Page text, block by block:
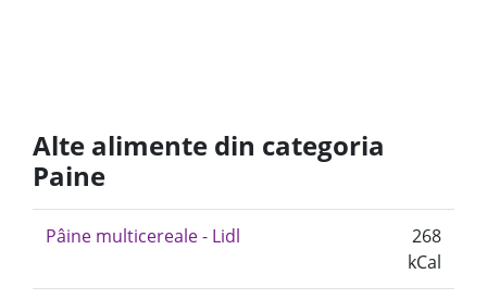
Alte alimente din categoria
Paine
Pâine multicereale - Lidl
268
kCal